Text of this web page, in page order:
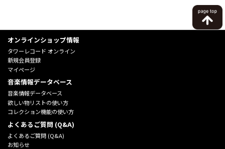
オンラインショップ情報
タワーレコード オンライン
新規会員登録
マイページ
音楽情報データベース
音楽情報データベース
欲しい物リストの使い方
コレクション機能の使い方
よくあるご質問 (Q&A)
よくあるご質問 (Q&A)
お知らせ